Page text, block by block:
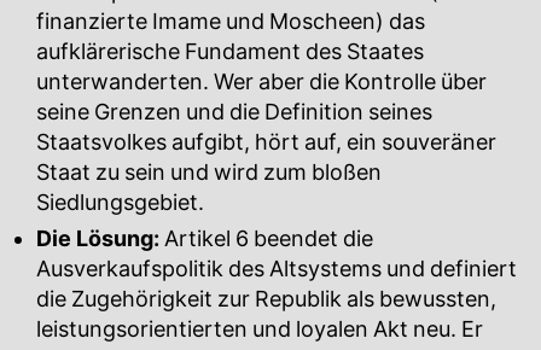
finanzierte Imame und Moscheen) das
aufklärerische Fundament des Staates
unterwanderten. Wer aber die Kontrolle über
seine Grenzen und die Definition seines
Staatsvolkes aufgibt, hört auf, ein souveräner
Staat zu sein und wird zum bloßen
Siedlungsgebiet.
Die Lösung: Artikel 6 beendet die
Ausverkaufspolitik des Altsystems und definiert
die Zugehörigkeit zur Republik als bewussten,
leistungsorientierten und loyalen Akt neu. Er